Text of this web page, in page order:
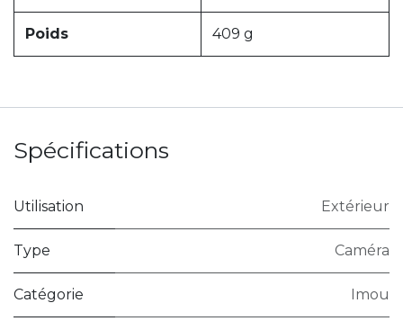
Poids 409 g
Spécifications
Utilisation Extérieur
Type Caméra
Catégorie Imou